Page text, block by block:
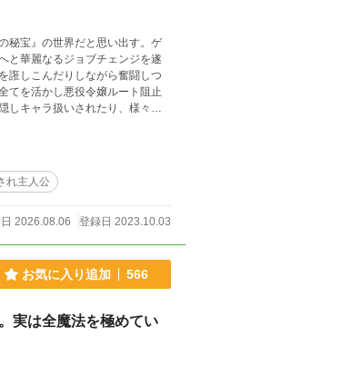
秘宝』の世界だと思い出す。ゲ
と華麗なるジョブチェンジを遂
誑しこんだりしながら奮闘しつ
てを活かし悪役令嬢ルート阻止
しキャラ扱いされたり、様々な
話は短め設定です）
れ主人公
2026.08.06 登録日 2023.10.03
お気に入り追加 566
実は全魔法を極めてい